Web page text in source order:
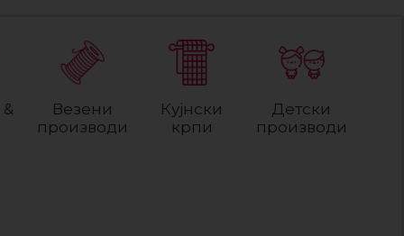
Везени
производи
Кујнски
крпи
Детски
производи